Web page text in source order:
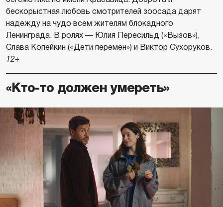
бескорыстная любовь смотрителей зоосада дарят
надежду на чудо всем жителям блокадного
Ленинграда. В ролях — Юлия Пересильд («Вызов»),
Слава Копейкин («Дети перемен») и Виктор Сухоруков.
12+
«Кто-то должен умереть»